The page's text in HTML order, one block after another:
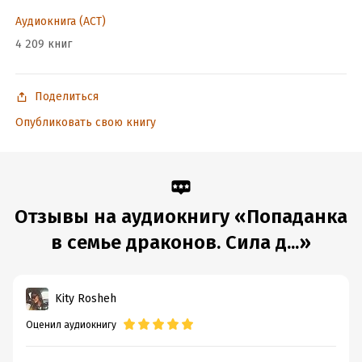
Аудиокнига (АСТ)
4 209 книг
Поделиться
Опубликовать свою книгу
Отзывы на аудиокнигу «Попаданка
в семье драконов. Сила д...»
Kity Rosheh
Оценил аудиокнигу